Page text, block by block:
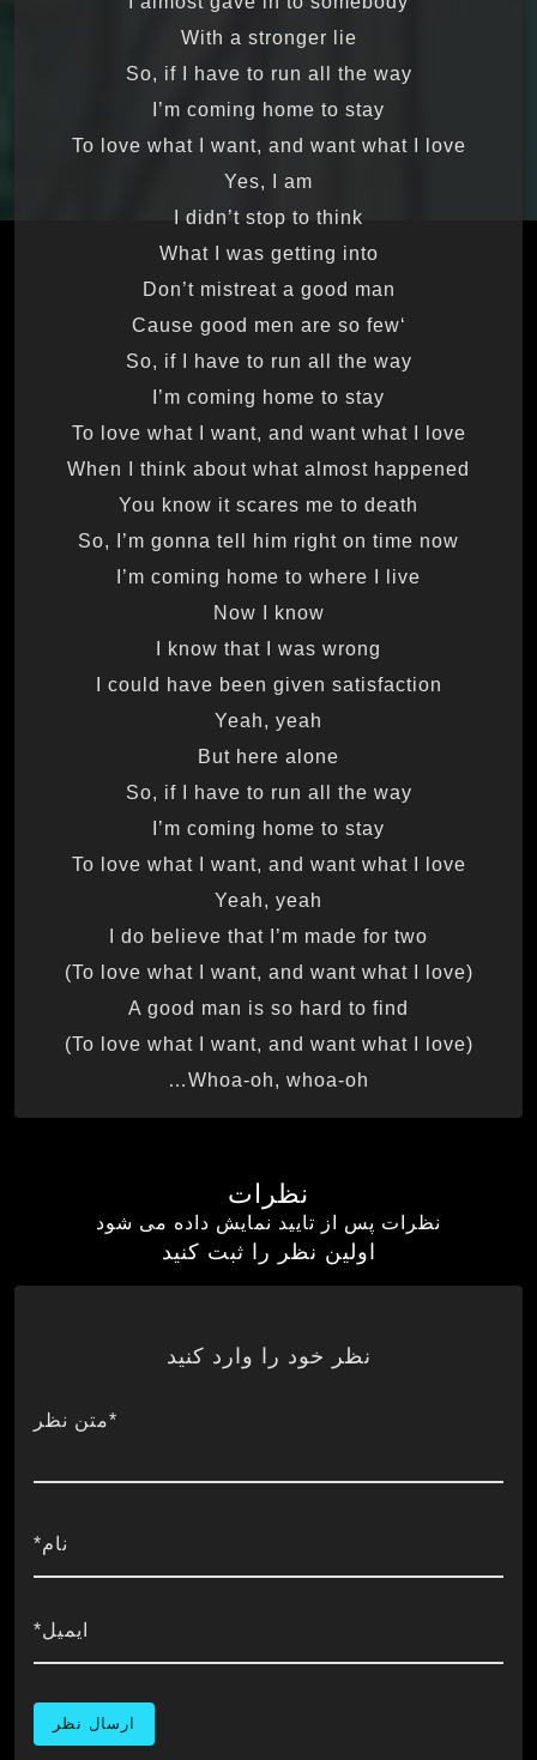
With a stronger lie
So, if I have to run all the way
I’m coming home to stay
To love what I want, and want what I love
Yes, I am
I didn’t stop to think
What I was getting into
Don’t mistreat a good man
‘Cause good men are so few
So, if I have to run all the way
I’m coming home to stay
To love what I want, and want what I love
When I think about what almost happened
You know it scares me to death
So, I’m gonna tell him right on time now
I’m coming home to where I live
Now I know
I know that I was wrong
I could have been given satisfaction
Yeah, yeah
But here alone
So, if I have to run all the way
I’m coming home to stay
To love what I want, and want what I love
Yeah, yeah
I do believe that I’m made for two
(To love what I want, and want what I love)
A good man is so hard to find
(To love what I want, and want what I love)
Whoa-oh, whoa-oh…
نظرات
نظرات پس از تایید نمایش داده می شود
اولین نظر را ثبت کنید
نظر خود را وارد کنید
*متن نظر
نام*
ایمیل*